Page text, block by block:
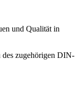
und Qualität in
des zugehörigen DIN-